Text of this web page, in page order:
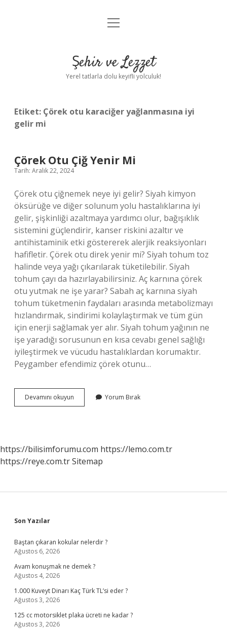
Anasayfa
Yasal Uyarı
menüyü
Şehir ve Lezzet
Yerel tatlarla dolu keyifli yolculuk!
Etiket: Çörek otu karaciğer yağlanmasına iyi
gelir mi
Çörek Otu Çiğ Yenir Mi
Tarih: Aralık 22, 2024
Çörek otu çiğnemek neye iyi gelir? Siyah kimyon
öksürüğe ve diğer solunum yolu hastalıklarına iyi
gelir, şişkinliği azaltmaya yardımcı olur, bağışıklık
sistemini güçlendirir, kanser riskini azaltır ve
antihistaminik etki göstererek alerjik reaksiyonları
hafifletir. Çörek otu direk yenir mi? Siyah tohum toz
halinde veya yağı çıkarılarak tüketilebilir. Siyah
tohum çayı da hazırlayabilirsiniz. Aç karnına çörek
otu yutmak ne işe yarar? Sabah aç karnına siyah
tohum tüketmenin faydaları arasında metabolizmayı
hızlandırmak, sindirimi kolaylaştırmak ve tüm gün
için enerji sağlamak yer alır. Siyah tohum yağının ne
işe yaradığı sorusunun en kısa cevabı genel sağlığı
iyileştirmek ve vücudu hastalıklardan korumaktır.
Peygamber efendimiz çörek otunu…
Devamını okuyun
Otu
Yorum Bırak
https://bilisimforumu.com https://lemo.com.tr
https://reye.com.trSitemap
Sidebar
Son Yazılar
Baştan çıkaran kokular nelerdir ?
Ağustos 6, 2026
Avam konuşmak ne demek ?
Ağustos 4, 2026
1.000 Kuveyt Dinarı Kaç Türk TL’si eder ?
Ağustos 3, 2026
125 cc motorsiklet plaka ücreti ne kadar ?
Ağustos 3, 2026